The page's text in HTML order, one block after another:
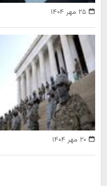
۲۵ مهر ۱۴۰۴
۲۰ مهر ۱۴۰۴